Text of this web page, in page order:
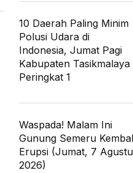
10 Daerah Paling Minim
Polusi Udara di
Indonesia, Jumat Pagi
Kabupaten Tasikmalaya
Peringkat 1
Waspada! Malam Ini
Gunung Semeru
Erupsi (Jumat, 7
2026)